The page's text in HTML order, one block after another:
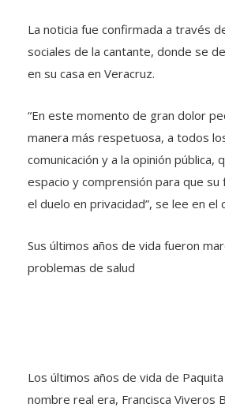
La noticia fue confirmada a través
sociales de la cantante, donde se
en su casa en Veracruz.
“En este momento de gran dolor
manera más respetuosa, a todos
comunicación y a la opinión pública,
espacio y comprensión para que su
el duelo en privacidad”, se lee en el
Sus últimos años de vida fueron
problemas de salud
Los últimos años de vida de
nombre real era, Francisca Viveros